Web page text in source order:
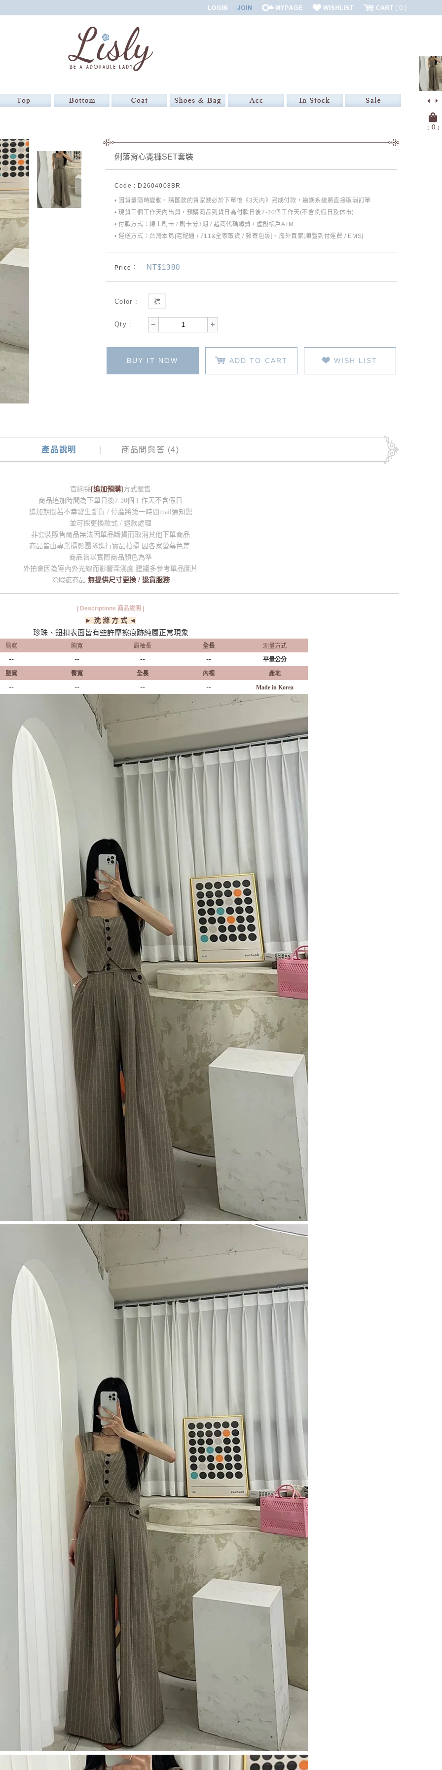
0
﹝ 0﹞
俐落背心寬褲SET套裝
Code : D2604008BR
• 因貨量隨時變動，請匯款的買家務必於下單後《3天內》完成付款，逾期系統將直接取消訂單
• 現貨三個工作天內出貨，預購商品到貨日為付款日後7-30個工作天(不含例假日及休市)
• 付款方式：線上刷卡 / 刷卡分3期 / 超商代碼繳費 / 虛擬帳戶ATM
• 運送方式：台灣本島[宅配通 / 711&全家取貨 / 郵寄包裹]、海外買家[順豐到付運費 / EMS]
Price： NT$1380
Color : 棕
Qty :
BUY IT NOW ADD TO CART WISH LIST
產品說明 商品問與答 (4)
官網採 [追加預購] 方式販售
商品追加時間為下單日後7-30個工作天不含假日
追加期間若不幸發生斷貨 / 停產將第一時間mail通知您
並可採更換款式 / 退款處理
非套裝販售商品無法因單品斷貨而取消其他下單商品
商品皆由專業攝影團隊進行實品拍攝 因各家螢幕色差
商品皆以實際商品顏色為準
外拍會因為室內外光線而影響深淺度 建議多參考單品圖片
除瑕疵商品 無提供尺寸更換 / 退貨服務
| Descriptions 商品說明 |
► 洗 滌 方 式 ◄
珍珠、鈕扣表面皆有些許摩擦痕跡純屬正常現象
肩寬 胸寬 肩袖長 全長
測量方式
-- -- -- --
平量公分
腰寬 臀寬 全長 內裡
產地
-- -- -- -- Made in Korea